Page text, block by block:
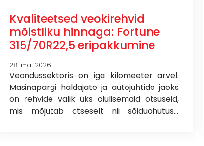
Kvaliteetsed veokirehvid
mõistliku hinnaga: Fortune
315/70R22,5 eripakkumine
28. mai 2026
Veondussektoris on iga kilomeeter arvel.
Masinapargi haldajate ja autojuhtide jaoks
on rehvide valik üks olulisemaid otsuseid,
mis mõjutab otseselt nii sõiduohutust,